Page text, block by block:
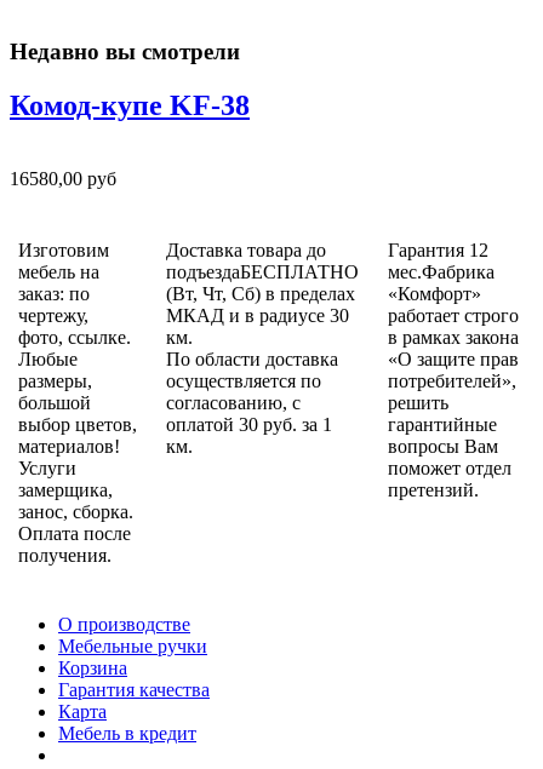
Недавно вы смотрели
Комод-купе KF-38
16580,00 руб
Изготовим
мебель на
заказ: по
чертежу,
фото, ссылке.
Любые
размеры,
большой
выбор цветов,
материалов!
Услуги
замерщика,
занос, сборка.
Оплата после
получения.
Доставка товара до
подъездаБЕСПЛАТНО
(Вт, Чт, Сб) в пределах
МКАД и в радиусе 30
км.
По области доставка
осуществляется по
согласованию, с
оплатой 30 руб. за 1
км.
Гарантия 12
мес.Фабрика
«Комфорт»
работает строго
в рамках закона
«О защите прав
потребителей»,
решить
гарантийные
вопросы Вам
поможет отдел
претензий.
О производстве
Мебельные ручки
Корзина
Гарантия качества
Карта
Мебель в кредит